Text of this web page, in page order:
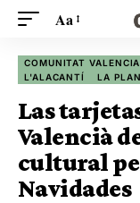
Aa
COMUNITAT
L'ALACANTÍ
LA
Las
Valencià
cultural
Navidades